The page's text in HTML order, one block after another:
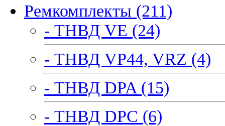
Ремкомплекты (211)
- ТНВД VE (24)
- ТНВД VP44, VRZ (4)
- ТНВД DPA (15)
- ТНВД DPC (6)